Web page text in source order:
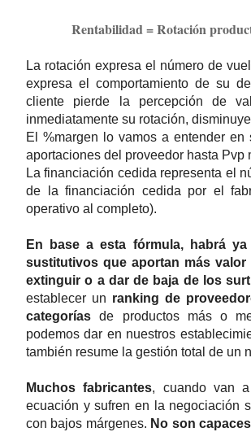
Rentabilidad = Rotación
La rotación expresa el número de
expresa el comportamiento de su
cliente pierde la percepción de
inmediatamente su rotación,
El %margen lo vamos a entender
aportaciones del proveedor hasta Pvp
La financiación cedida representa el
de la financiación cedida por el
operativo al completo).
En base a esta fórmula, habrá
sustitutivos que aportan más
extinguir o a dar de baja de los
establecer un ranking de
categorías de productos más o
podemos dar en nuestros
también resume la gestión total de un
Muchos fabricantes, cuando van
ecuación y sufren en la negociación
con bajos márgenes. No son